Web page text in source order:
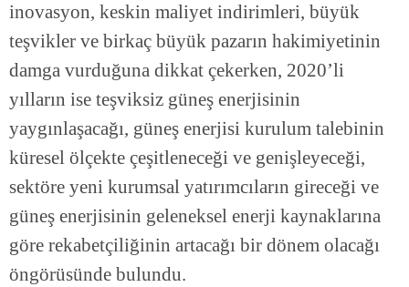
inovasyon, keskin maliyet indirimleri, büyük
teşvikler ve birkaç büyük pazarın hakimiyetinin
damga vurduğuna dikkat çekerken, 2020’li
yılların ise teşviksiz güneş enerjisinin
yaygınlaşacağı, güneş enerjisi kurulum talebinin
küresel ölçekte çeşitleneceği ve genişleyeceği,
sektöre yeni kurumsal yatırımcıların gireceği ve
güneş enerjisinin geleneksel enerji kaynaklarına
göre rekabetçiliğinin artacağı bir dönem olacağı
öngörüsünde bulundu.